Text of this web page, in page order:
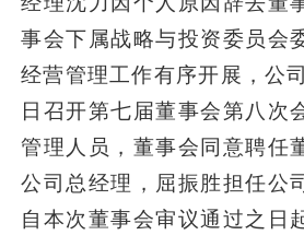
事会下属战略与投资委员会
经营管理工作有序开展，公
日召开第七届董事会第八次
管理人员，董事会同意聘任
公司总经理，屈振胜担任公
自本次董事会审议通过之日